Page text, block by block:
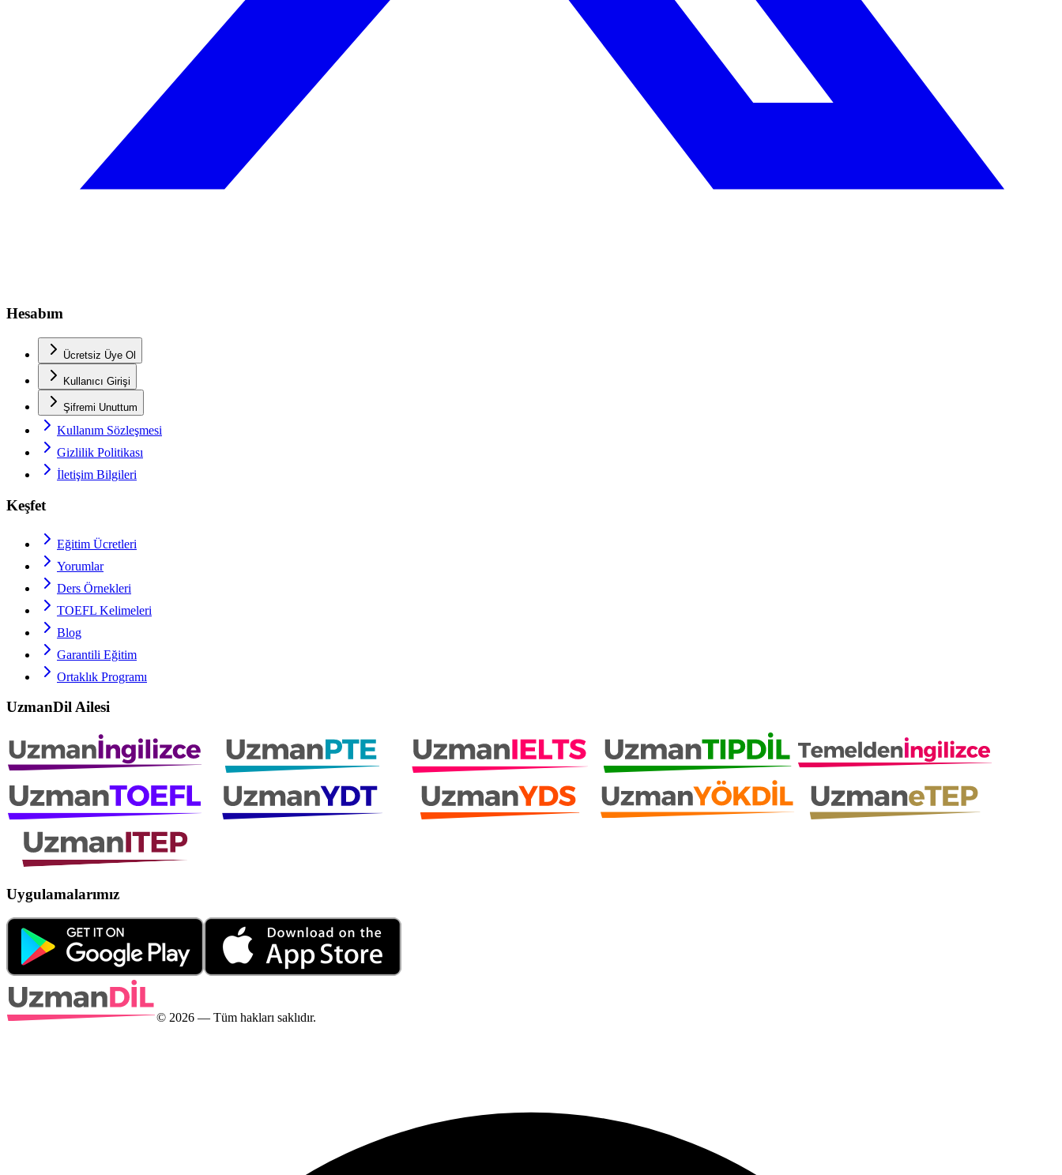
Hesabım
Ücretsiz Üye Ol
Kullanıcı Girişi
Şifremi Unuttum
Kullanım Sözleşmesi
Gizlilik Politikası
İletişim Bilgileri
Keşfet
Eğitim Ücretleri
Yorumlar
Ders Örnekleri
TOEFL Kelimeleri
Blog
Garantili Eğitim
Ortaklık Programı
UzmanDil Ailesi
Uygulamalarımız
© 2026 — Tüm hakları saklıdır.